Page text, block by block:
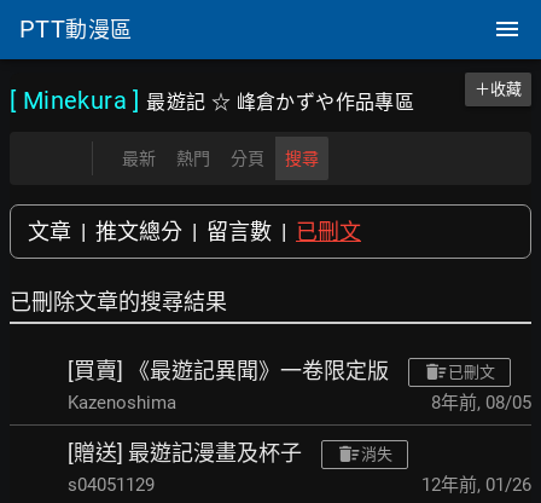
PTT動漫區
[ Minekura ] 最遊記 ☆ 峰倉かずや作品專區
＋收藏
最新 熱門 分頁 搜尋
文章 | 推文總分 | 留言數 | 已刪文
已刪除文章的搜尋結果
[買賣] 《最遊記異聞》一卷限定版 已刪文
Kazenoshima 8年前, 08/05
[贈送] 最遊記漫畫及杯子 消失
s04051129 12年前, 01/26